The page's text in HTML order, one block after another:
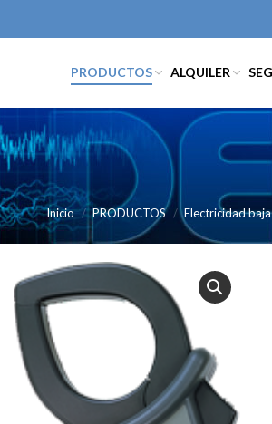
PRODUCTOS ALQUILER
Inicio PRODUCTOS Electricidad